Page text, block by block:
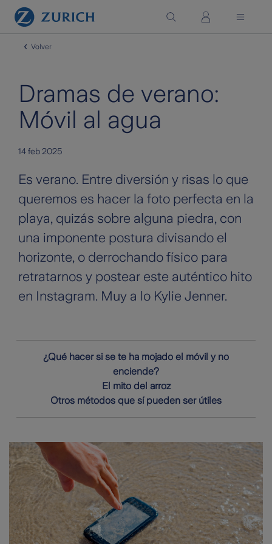
Saltar al contenido principal
Volver
Dramas de verano:
Móvil al agua
14 feb 2025
Es verano. Entre diversión y risas lo que
queremos es hacer la foto perfecta en la
playa, quizás sobre alguna piedra, con
una imponente postura divisando el
horizonte, o derrochando físico para
retratarnos y postear este auténtico hito
en Instagram. Muy a lo Kylie Jenner.
¿Qué hacer si se te ha mojado el móvil y no
enciende?
El mito del arroz
Otros métodos que sí pueden ser útiles